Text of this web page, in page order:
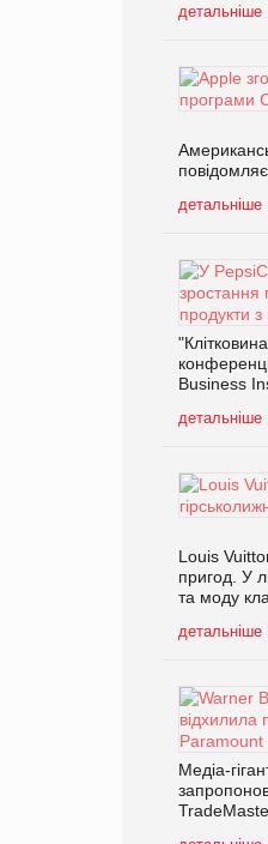
детальніше
детальніше
Business
детальніше
Louis
пригод. У
та моду
детальніше
Медіа-